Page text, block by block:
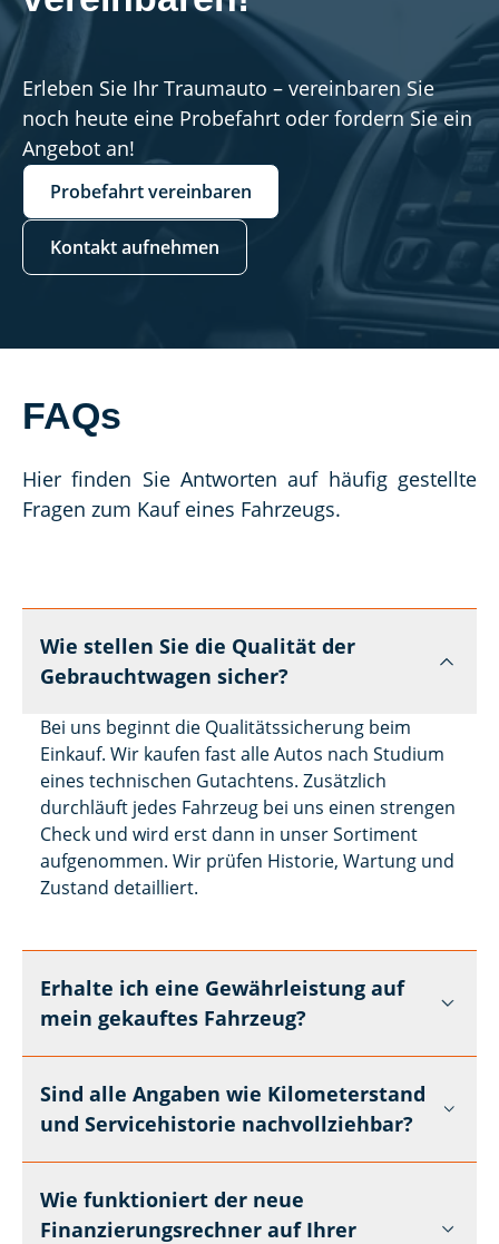
Erleben Sie Ihr Traumauto – vereinbaren Sie
noch heute eine Probefahrt oder fordern Sie ein
Angebot an!
Probefahrt vereinbaren
Kontakt aufnehmen
FAQs
Hier finden Sie Antworten auf häufig gestellte
Fragen zum Kauf eines Fahrzeugs.
Wie stellen Sie die Qualität der
Gebrauchtwagen sicher?
Bei uns beginnt die Qualitätssicherung beim
Einkauf. Wir kaufen fast alle Autos nach Studium
eines technischen Gutachtens. Zusätzlich
durchläuft jedes Fahrzeug bei uns einen strengen
Check und wird erst dann in unser Sortiment
aufgenommen. Wir prüfen Historie, Wartung und
Zustand detailliert.
Erhalte ich eine Gewährleistung auf
mein gekauftes Fahrzeug?
Sind alle Angaben wie Kilometerstand
und Servicehistorie nachvollziehbar?
Wie funktioniert der neue
Finanzierungsrechner auf Ihrer